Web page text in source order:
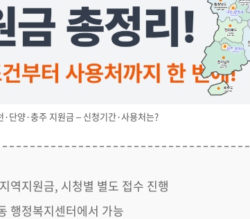
·단양·충주 지원금 – 신청기간·사용처는?
역지원금, 시청별 별도 접수 진행
행정복지센터에서 가능